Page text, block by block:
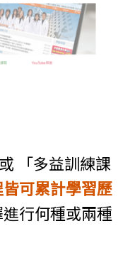
「多益訓練課
可累計學習歷
行何種或兩種